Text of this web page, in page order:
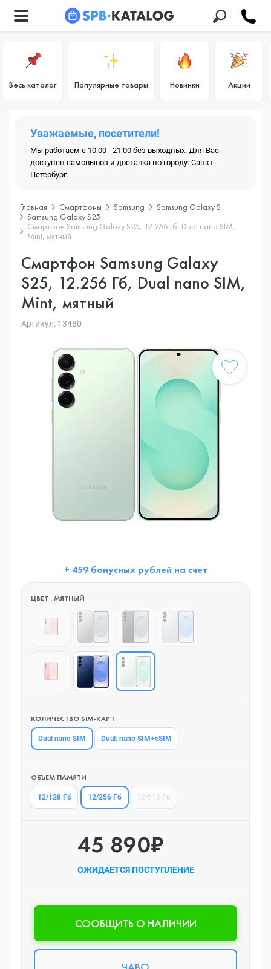
Весь каталог Популярные товары Новинки Акции
Уважаемые, посетители!
Мы работаем с 10:00 - 21:00 без выходных. Для Вас
доступен самовывоз и доставка по городу: Санкт-
Петербург.
Главная Смартфоны Samsung
Samsung Galaxy S
Samsung Galaxy S25
Смартфон Samsung Galaxy S25, 12.256 Гб, Dual nano SIM,
Mint, мятный
Смартфон Samsung Galaxy
S25, 12.256 Гб, Dual nano SIM,
Mint, мятный
Артикул: 13480
+ 459 бонусных рублей на счет
ЦВЕТ : МЯТНЫЙ
КОЛИЧЕСТВО SIM-КАРТ
Dual nano SIM Dual: nano SIM+eSIM
ОБЪЕМ ПАМЯТИ
12/128 Гб 12/256 Гб
45 890₽
ОЖИДАЕТСЯ ПОСТУПЛЕНИЕ
CООБЩИТЬ О НАЛИЧИИ